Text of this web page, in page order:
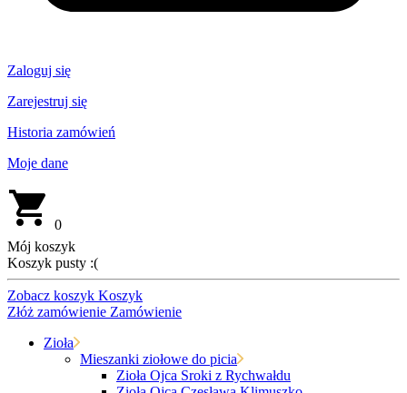
Zaloguj się
Zarejestruj się
Historia zamówień
Moje dane
0
Mój koszyk
Koszyk pusty :(
Zobacz koszyk Koszyk
Złóż zamówienie Zamówienie
Zioła
Mieszanki ziołowe do picia
Zioła Ojca Sroki z Rychwałdu